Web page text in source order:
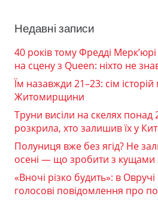
Недавні записи
40 років тому Фредді
на сцену з Queen: ніхто не
Їм назавжди 21–23: сім
Житомирщини
Труни висіли на скелях понад
розкрила, хто залишив їх у
Полуниця вже без ягід? Не
осені — що зробити з кущами
«Вночі різко будить»: в
голосові повідомлення про